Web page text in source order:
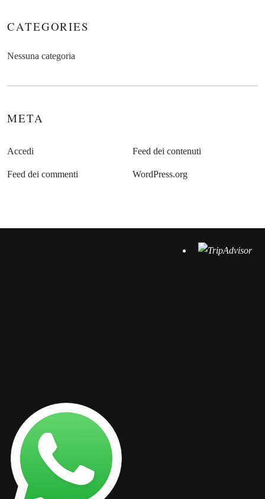
CATEGORIES
Nessuna categoria
META
Accedi Feed dei contenuti
Feed dei commenti WordPress.org